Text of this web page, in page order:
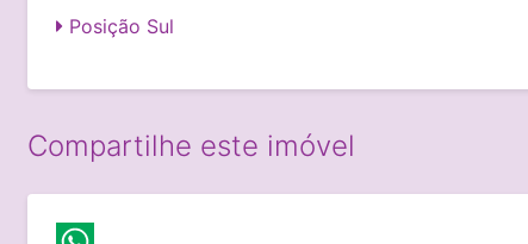
Posição Sul
Compartilhe este imóvel